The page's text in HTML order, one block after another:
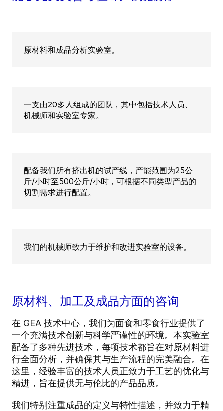
原材料和成品分析实验室。
一支由20多人组成的团队，其中包括技术人员、
机械师和实验室专家。
配备我们所有挤出机的试产线，产能范围为25公
斤/小时至500公斤/小时，可根据不同类型产品的
切割需求进行配置。
我们的机械师致力于维护和改进实验室的设备。
原材料、加工及成品方面的咨询
在 GEA 技术中心，我们为面食和零食行业提供了
一个充满技术创新与科学严谨性的环境。本实验室
配备了多种先进技术，每项技术都旨在对原材料进
行全面分析，并确保其与生产流程的完美融合。在
这里，经验丰富的技术人员正致力于工艺的优化与
精进，旨在提供无与伦比的产品品质。
我们特别注重成品的定义与特性描述，并致力于精